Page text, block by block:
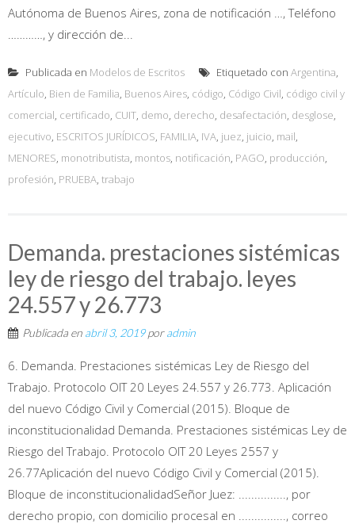
Autónoma de Buenos Aires, zona de notificación …, Teléfono
…………, y dirección de...
Publicada en Modelos de Escritos Etiquetado con Argentina,
Artículo, Bien de Familia, Buenos Aires, código, Código Civil, código civil y
comercial, certificado, CUIT, demo, derecho, desafectación, desglose,
ejecutivo, ESCRITOS JURÍDICOS, FAMILIA, IVA, juez, juicio, mail,
MENORES, monotributista, montos, notificación, PAGO, producción,
profesión, PRUEBA, trabajo
Demanda. prestaciones sistémicas
ley de riesgo del trabajo. leyes
24.557 y 26.773
Publicada en abril 3, 2019poradmin
6. Demanda. Prestaciones sistémicas Ley de Riesgo del
Trabajo. Protocolo OIT 20 Leyes 24.557 y 26.773. Aplicación
del nuevo Código Civil y Comercial (2015). Bloque de
inconstitucionalidad Demanda. Prestaciones sistémicas Ley de
Riesgo del Trabajo. Protocolo OIT 20 Leyes 2557 y
26.77Aplicación del nuevo Código Civil y Comercial (2015).
Bloque de inconstitucionalidadSeñor Juez: ..............., por
derecho propio, con domicilio procesal en ..............., correo